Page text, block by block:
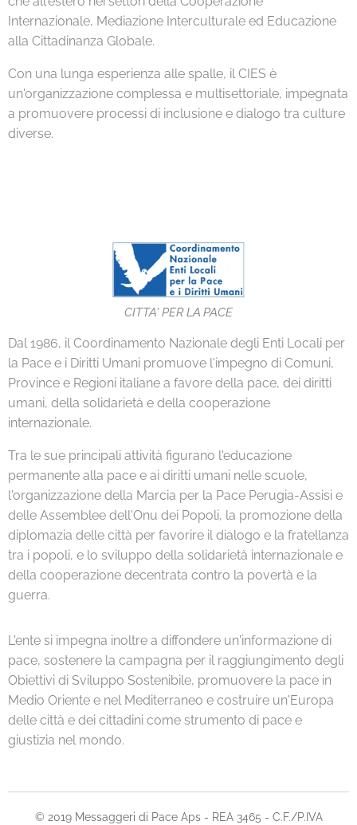
Internazionale, Mediazione Interculturale ed Educazione
alla Cittadinanza Globale.
Con una lunga esperienza alle spalle, il CIES è
un'organizzazione complessa e multisettoriale, impegnata
a promuovere processi di inclusione e dialogo tra culture
diverse.
CITTA' PER LA PACE
Dal 1986, il Coordinamento Nazionale degli Enti Locali per
la Pace e i Diritti Umani promuove l'impegno di Comuni,
Province e Regioni italiane a favore della pace, dei diritti
umani, della solidarietà e della cooperazione
internazionale.
Tra le sue principali attività figurano l'educazione
permanente alla pace e ai diritti umani nelle scuole,
l'organizzazione della Marcia per la Pace Perugia-Assisi e
delle Assemblee dell'Onu dei Popoli, la promozione della
diplomazia delle città per favorire il dialogo e la fratellanza
tra i popoli, e lo sviluppo della solidarietà internazionale e
della cooperazione decentrata contro la povertà e la
guerra.
L'ente si impegna inoltre a diffondere un'informazione di
pace, sostenere la campagna per il raggiungimento degli
Obiettivi di Sviluppo Sostenibile, promuovere la pace in
Medio Oriente e nel Mediterraneo e costruire un'Europa
delle città e dei cittadini come strumento di pace e
giustizia nel mondo.
© 2019 Messaggeri di Pace Aps - REA 3465 - C.F./P.IVA